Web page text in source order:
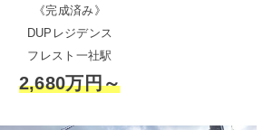
《完成済み》
DUPレジデンス
フレスト一社駅
2,680万円～